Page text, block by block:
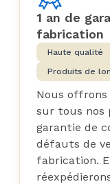
1 an de
fabrication
Haute qualité
Produits de
Nous
sur tous nos
garantie de
défauts de
fabrication.